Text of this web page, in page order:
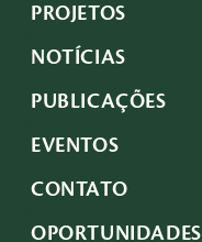
PROJETOS
NOTÍCIAS
PUBLICAÇÕES
EVENTOS
CONTATO
OPORTUNIDADES